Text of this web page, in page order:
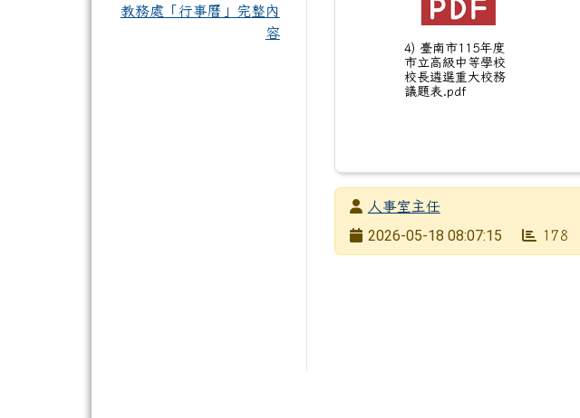
教務處「行事曆」完整內
容
4) 臺南市115年度
市立高級中等學校
校長遴選重大校務
議題表.pdf
發布者人事室主任
發布日期
2026-05-18 08:07:15 178